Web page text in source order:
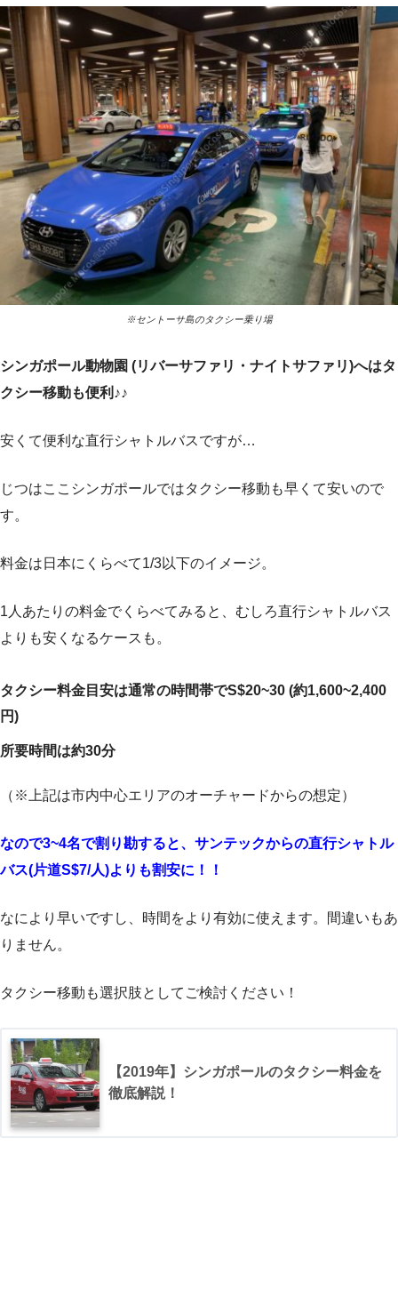
※セントーサ島のタクシー乗り場
シンガポール動物園 (リバーサファリ・ナイトサファリ)へはタ
クシー移動も便利♪♪
安くて便利な直行シャトルバスですが…
じつはここシンガポールではタクシー移動も早くて安いので
す。
料金は日本にくらべて1/3以下のイメージ。
1人あたりの料金でくらべてみると、むしろ直行シャトルバス
よりも安くなるケースも。
タクシー料金目安は通常の時間帯でS$20~30 (約1,600~2,400
円)
所要時間は約30分
（※上記は市内中心エリアのオーチャードからの想定）
なので3~4名で割り勘すると、サンテックからの直行シャトル
バス(片道S$7/人)よりも割安に！！
なにより早いですし、時間をより有効に使えます。間違いもあ
りません。
タクシー移動も選択肢としてご検討ください！
【2019年】シンガポールのタクシー料金を
徹底解説！